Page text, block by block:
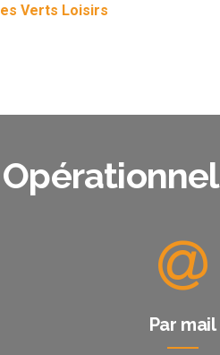
Verts Loisirs
Par mail